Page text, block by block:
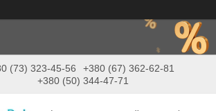
(73) 323-45-56
+380 (67) 362-62-81
+380 (50) 344-47-71